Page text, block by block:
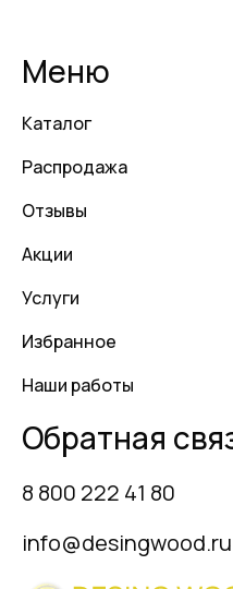
Меню
Каталог
Распродажа
Отзывы
Акции
Услуги
Избранное
Наши работы
Обратная
8 800 222 41 80
info@desingwood.ru